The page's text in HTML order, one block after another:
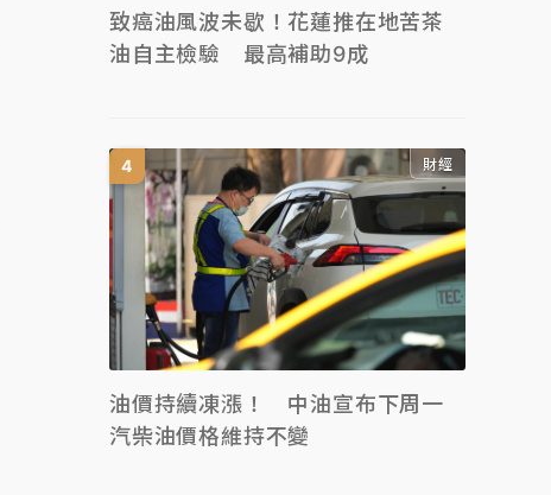
致癌油風波未歇！花蓮推在地苦茶
油自主檢驗 最高補助9成
財經
油價持續凍漲！ 中油宣布下周一
汽柴油價格維持不變